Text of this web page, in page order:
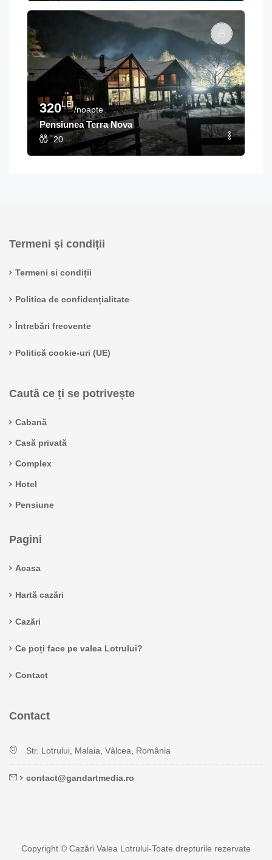
320LEI
/noapte
Pensiunea Terra Nova
20
Termeni și condiții
Termeni si condiții
Politica de confidențialitate
Întrebări frecvente
Politică cookie-uri (UE)
Caută ce ți se potrivește
Cabană
Casă privată
Complex
Hotel
Pensiune
Pagini
Acasa
Hartă cazări
Cazări
Ce poți face pe valea Lotrului?
Contact
Contact
Str. Lotrului, Malaia, Vâlcea, România
contact@gandartmedia.ro
Copyright © Cazări Valea Lotrului-Toate drepturile rezervate